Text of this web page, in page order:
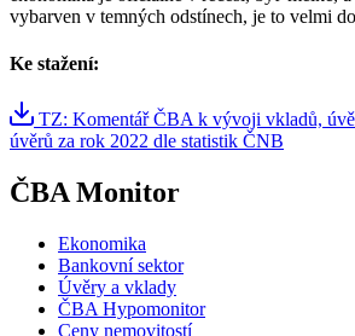
vybarven v temných odstínech, je to velmi
Ke stažení:
TZ: Komentář ČBA k vývoji vkladů,
úvěrů za rok 2022 dle statistik ČNB
ČBA Monitor
Ekonomika
Bankovní sektor
Úvěry a vklady
ČBA Hypomonitor
Ceny nemovitostí